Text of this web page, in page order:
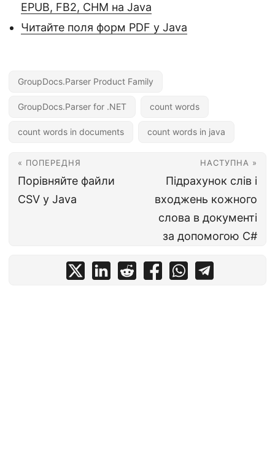
EPUB, FB2, CHM на Java
Читайте поля форм PDF у Java
GroupDocs.Parser Product Family
GroupDocs.Parser for .NET count words
count words in documents count words in java
« ПОПЕРЕДНЯ
Порівняйте файли
CSV у Java
НАСТУПНА »
Підрахунок слів і
входжень кожного
слова в документі
за допомогою C#